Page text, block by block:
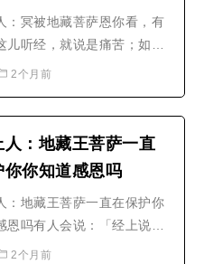
方财位谛听的正确摆放方
知道怎么供养八方谛..
：冥被地藏菩萨恩你看，有
儿听经，就说是痛苦；如果
到那个地方，你说那怎么
去；你的罪若不了，你想不
点痛苦时，就想：「哦！这
受的苦是好得多了，..
2个月前
人：地藏王菩萨一直
你你知道感恩吗
：地藏王菩萨一直在保护你
恩吗有人会说：「经上说做
就能得到地藏菩萨的拥护；
2个月前